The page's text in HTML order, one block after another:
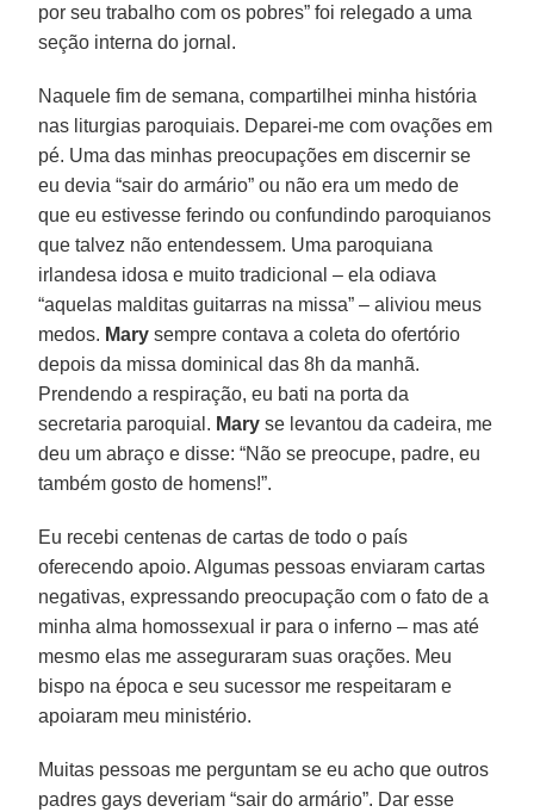
por seu trabalho com os pobres” foi relegado a uma
seção interna do jornal.
Naquele fim de semana, compartilhei minha história
nas liturgias paroquiais. Deparei-me com ovações em
pé. Uma das minhas preocupações em discernir se
eu devia “sair do armário” ou não era um medo de
que eu estivesse ferindo ou confundindo paroquianos
que talvez não entendessem. Uma paroquiana
irlandesa idosa e muito tradicional – ela odiava
“aquelas malditas guitarras na missa” – aliviou meus
medos. Mary sempre contava a coleta do ofertório
depois da missa dominical das 8h da manhã.
Prendendo a respiração, eu bati na porta da
secretaria paroquial. Mary se levantou da cadeira, me
deu um abraço e disse: “Não se preocupe, padre, eu
também gosto de homens!”.
Eu recebi centenas de cartas de todo o país
oferecendo apoio. Algumas pessoas enviaram cartas
negativas, expressando preocupação com o fato de a
minha alma homossexual ir para o inferno – mas até
mesmo elas me asseguraram suas orações. Meu
bispo na época e seu sucessor me respeitaram e
apoiaram meu ministério.
Muitas pessoas me perguntam se eu acho que outros
padres gays deveriam “sair do armário”. Dar esse